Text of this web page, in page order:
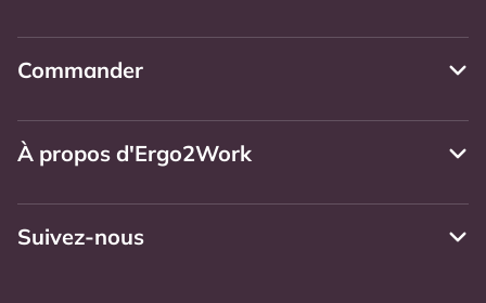
Commander
À propos d'Ergo2Work
Suivez-nous